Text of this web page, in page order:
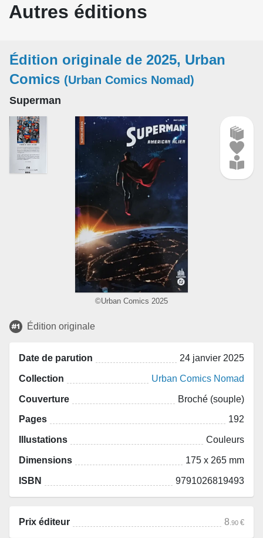
Autres éditions
Édition originale de 2025, Urban
Comics (Urban Comics Nomad)
Superman
©Urban Comics 2025
Édition originale
Date de parution 24 janvier 2025
Collection Urban Comics Nomad
Couverture Broché (souple)
Pages 192
Illustations Couleurs
Dimensions 175 x 265 mm
ISBN 9791026819493
Prix éditeur 8 .90 €